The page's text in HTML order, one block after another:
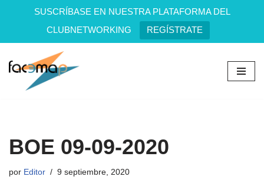
SUSCRÍBASE EN NUESTRA PLATAFORMA DEL
CLUBNETWORKING
REGÍSTRATE
Saltar
BOE 09-09-2020
por Editor 9 septiembre, 2020